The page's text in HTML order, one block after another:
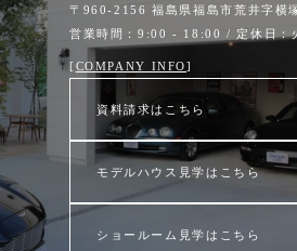
〒960-2156 福島県福島市荒井字横
営業時間：9:00 - 18:00 / 定休日：
[ COMPANY INFO]
資料請求はこちら
モデルハウス見学はこちら
ショールーム見学はこちら